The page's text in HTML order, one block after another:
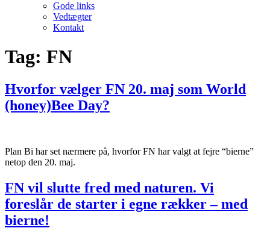
Gode links
Vedtægter
Kontakt
Tag: FN
Hvorfor vælger FN 20. maj som World
(honey)Bee Day?
Plan Bi har set nærmere på, hvorfor FN har valgt at fejre “bierne”
netop den 20. maj.
FN vil slutte fred med naturen. Vi
foreslår de starter i egne rækker – med
bierne!